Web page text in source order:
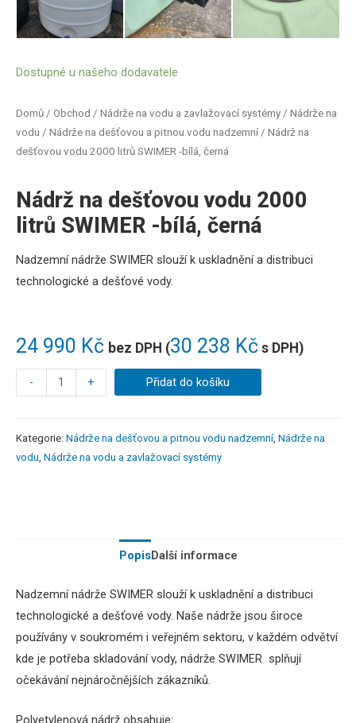
Domů / Obchod / Nádrže na vodu a zavlažovací systémy / Nádrže na
vodu / Nádrže na dešťovou a pitnou vodu nadzemní / Nádrž na
dešťovou vodu 2000 litrů SWIMER -bílá, černá
Nádrž na dešťovou vodu 2000
litrů SWIMER -bílá, černá
24 990 Kč bez DPH (30 238 Kč s DPH)
Nadzemní nádrže SWIMER slouží k uskladnění a distribuci
technologické a dešťové vody.
Dostupné u našeho dodavatele
- + Přidat do košíku
Kategorie: Nádrže na dešťovou a pitnou vodu nadzemní, Nádrže na
vodu, Nádrže na vodu a zavlažovací systémy
PopisDalší informace
Nadzemní nádrže SWIMER slouží k uskladnění a distribuci
technologické a dešťové vody. Naše nádrže jsou široce
používány v soukromém i veřejném sektoru, v každém odvětví
kde je potřeba skladování vody, nádrže SWIMER splňují
očekávání nejnáročnějších zákazníků.
Polyetylenová nádrž obsahuje: